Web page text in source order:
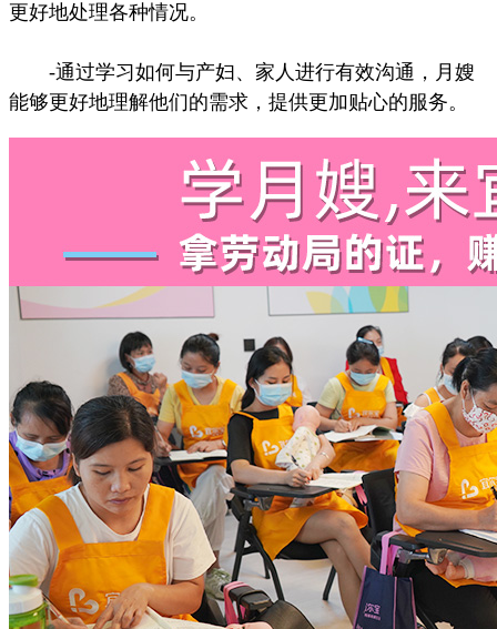
更好地处理各种情况。
-通过学习如何与产妇、家人进行有效沟通，月嫂
能够更好地理解他们的需求，提供更加贴心的服务。